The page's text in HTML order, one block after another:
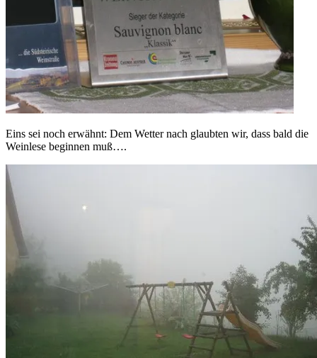
Eins sei noch erwähnt: Dem Wetter nach glaubten wir, dass bald die
Weinlese beginnen muß….